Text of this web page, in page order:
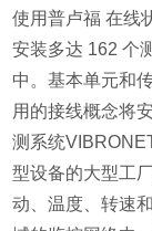
使用普卢福 在线
安装多达 162 个
中。基本单元和
用的接线概念将
测系统
型设备的大型工
动、温度、转速